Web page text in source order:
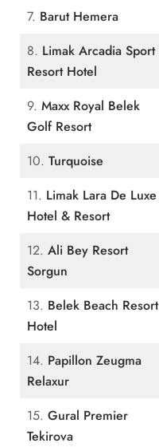
7. Barut Hemera
8. Limak Arcadia Sport
Resort Hotel
9. Maxx Royal Belek
Golf Resort
10. Turquoise
11. Limak Lara De Luxe
Hotel & Resort
12. Ali Bey Resort
Sorgun
13. Belek Beach Resort
Hotel
14. Papillon Zeugma
Relaxur
15. Gural Premier
Tekirova